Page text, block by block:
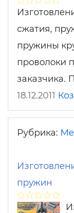
сжатия,
пружины
проволоки
заказчика.
18.12.2011
Рубрика:
пружин